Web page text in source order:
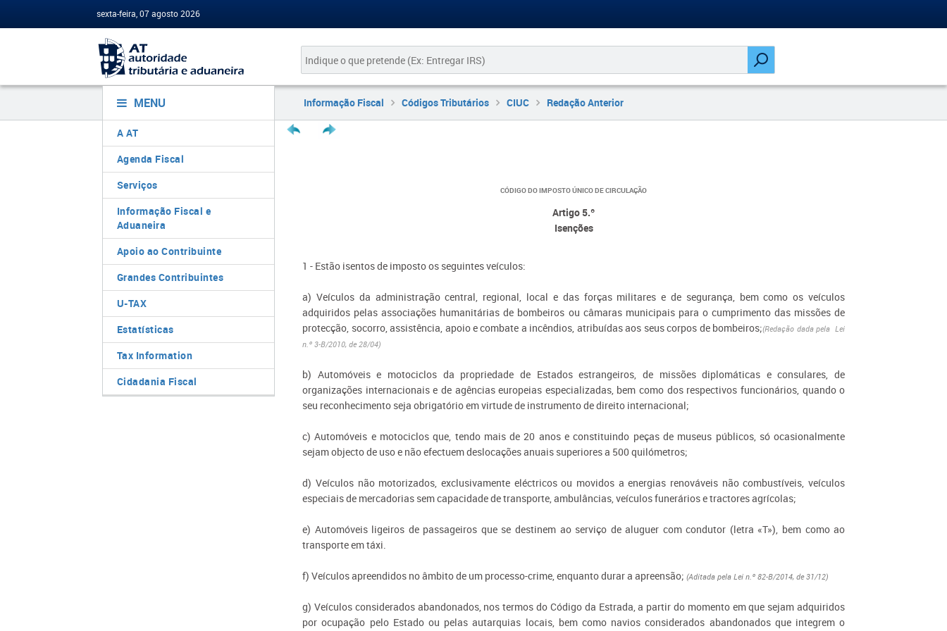
sexta-feira, 07 agosto 2026
MENU
A AT
Agenda Fiscal
Serviços
Informação Fiscal e
Aduaneira
Apoio ao Contribuinte
Grandes Contribuintes
U-TAX
Estatísticas
Tax Information
Cidadania Fiscal
Informação Fiscal Códigos Tributários CIUC Redação Anterior
CÓDIGO DO IMPOSTO ÚNICO DE CIRCULAÇÃO
Artigo 5.º
Isenções
1 - Estão isentos de imposto os seguintes veículos:
a) Veículos da administração central, regional, local e das forças militares e de segurança, bem como os veículos
adquiridos pelas associações humanitárias de bombeiros ou câmaras municipais para o cumprimento das missões de
protecção, socorro, assistência, apoio e combate a incêndios, atribuídas aos seus corpos de bombeiros;(Redação dada pela Lei
n.º 3-B/2010, de 28/04)
b) Automóveis e motociclos da propriedade de Estados estrangeiros, de missões diplomáticas e consulares, de
organizações internacionais e de agências europeias especializadas, bem como dos respectivos funcionários, quando o
seu reconhecimento seja obrigatório em virtude de instrumento de direito internacional;
c) Automóveis e motociclos que, tendo mais de 20 anos e constituindo peças de museus públicos, só ocasionalmente
sejam objecto de uso e não efectuem deslocações anuais superiores a 500 quilómetros;
d) Veículos não motorizados, exclusivamente eléctricos ou movidos a energias renováveis não combustíveis, veículos
especiais de mercadorias sem capacidade de transporte, ambulâncias, veículos funerários e tractores agrícolas;
e) Automóveis ligeiros de passageiros que se destinem ao serviço de aluguer com condutor (letra «T»), bem como ao
transporte em táxi.
f) Veículos apreendidos no âmbito de um processo-crime, enquanto durar a apreensão;(Aditada pela Lei n.º 82-B/2014, de 31/12)
g) Veículos considerados abandonados, nos termos do Código da Estrada, a partir do momento em que sejam adquiridos
por ocupação pelo Estado ou pelas autarquias locais, bem como navios considerados abandonados que integrem o